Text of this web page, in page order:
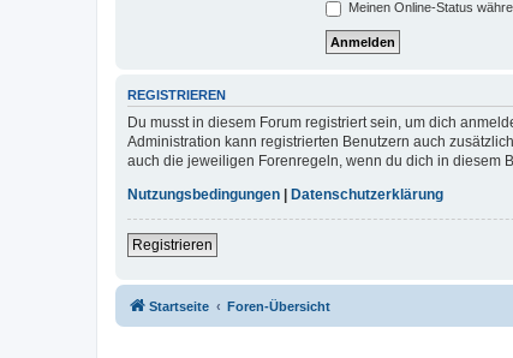
Meinen Online-Status
REGISTRIEREN
Du musst in diesem Forum registriert sein, um dich
Administration kann registrierten Benutzern auch
auch die jeweiligen Forenregeln, wenn du dich in diesem
Nutzungsbedingungen
Datenschutzerklärung
Registrieren
Startseite Foren-Übersicht